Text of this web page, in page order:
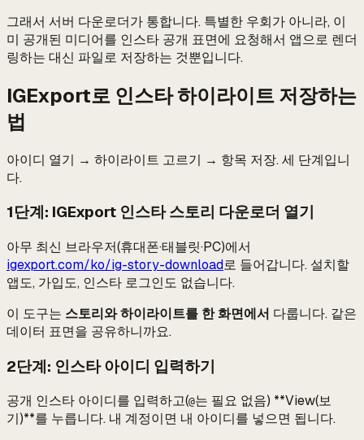
그래서 서버 다운로더가 통합니다. 특별한 우회가 아니라, 이
미 공개된 미디어를 인스타 공개 표면에 요청해서 앱으로 렌더
링하는 대신 파일로 저장하는 것뿐입니다.
IGExport로 인스타 하이라이트 저장하는
법
아이디 열기 → 하이라이트 고르기 → 항목 저장. 세 단계입니
다.
1단계: IGExport 인스타 스토리 다운로더 열기
아무 최신 브라우저(휴대폰·태블릿·PC)에서
igexport.com/ko/ig-story-download로 들어갑니다. 설치할
앱도, 가입도, 인스타 로그인도 없습니다.
이 도구는 스토리와 하이라이트를 한 화면에서 다룹니다. 같은
데이터 표면을 공유하니까요.
2단계: 인스타 아이디 입력하기
공개 인스타 아이디를 입력하고(@는 필요 없음) **View(보
기)**를 누릅니다. 내 계정이면 내 아이디를 넣으면 됩니다.